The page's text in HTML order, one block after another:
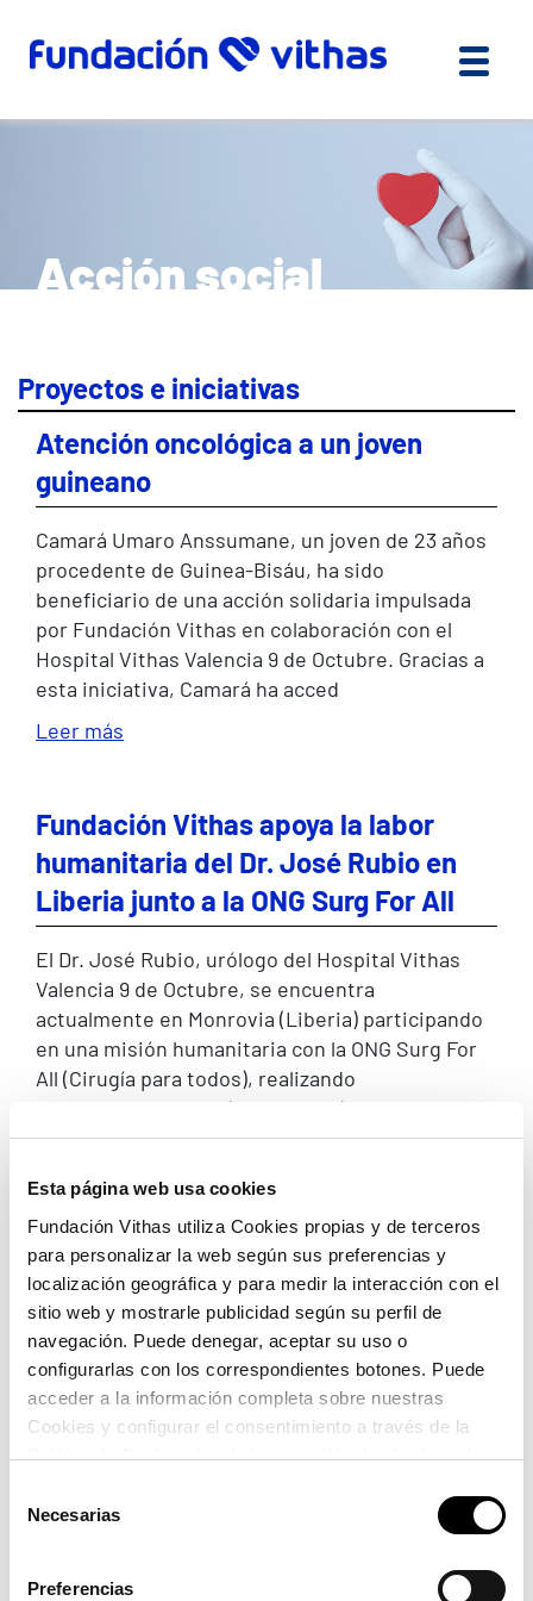
Esta página web usa cookies
Fundación Vithas utiliza Cookies propias y de terceros
para personalizar la web según sus preferencias y
localización geográfica y para medir la interacción con el
sitio web y mostrarle publicidad según su perfil de
navegación. Puede denegar, aceptar su uso o
configurarlas con los correspondientes botones. Puede
acceder a la información completa sobre nuestras
Cookies y configurar el consentimiento a través de la
Política de Cookies (también accesible desde el pie de
transferencia de datos fuera del EEE (más información
Necesarias
Preferencias
Acción social
Proyectos e iniciativas
Atención oncológica a un joven
guineano
Camará Umaro Anssumane, un joven de 23 años
procedente de Guinea-Bisáu, ha sido
beneficiario de una acción solidaria impulsada
por Fundación Vithas en colaboración con el
Hospital Vithas Valencia 9 de Octubre. Gracias a
esta iniciativa, Camará ha acced
Leer más
Fundación Vithas apoya la labor
humanitaria del Dr. José Rubio en
Liberia junto a la ONG Surg For All
El Dr. José Rubio, urólogo del Hospital Vithas
Valencia 9 de Octubre, se encuentra
actualmente en Monrovia (Liberia) participando
en una misión humanitaria con la ONG Surg For
All (Cirugía para todos), realizando
intervenciones quirúrgicas urológicas a
Colaboración con la Asociación
Española contra la Meningitis
Fundación Vithas y la Asociación Española
contra la Meningitis llevan la exposición «Las
caras de la Meningitis» por centros Vithas de
toda España.
Formación de personal sanitario de